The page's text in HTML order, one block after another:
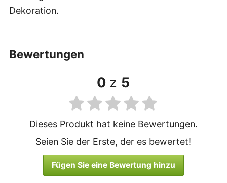
Dekoration.
bewertungen
0 z 5
Dieses Produkt hat keine Bewertungen.
Seien Sie der Erste, der es bewertet!
Fügen Sie eine Bewertung hinzu